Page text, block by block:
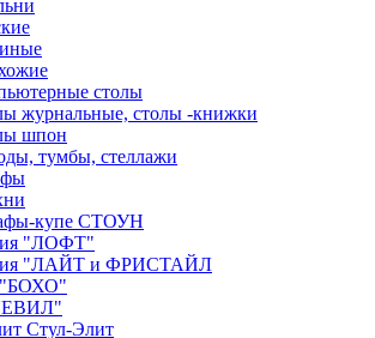
столы
журнальные, столы -книжки
шпон
тумбы, стеллажи
купе СТОУН
"ЛОФТ"
"ЛАЙТ и ФРИСТАЙЛ
"БОХО"
Стул-Элит